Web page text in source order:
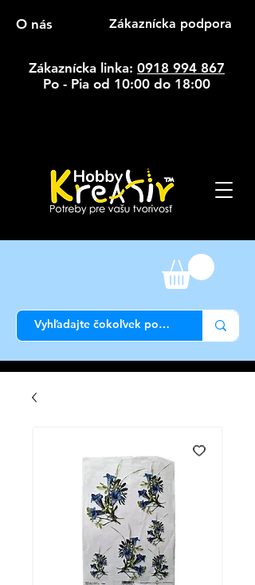
O nás Zákaznícka podpora
Zákaznícka linka: 0918 994 867
Po - Pia od 10:00 do 18:00